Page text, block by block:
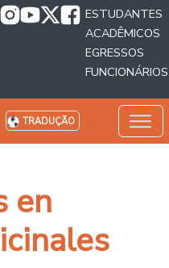
ESTUDANTES
ACADÊMICOS
EGRESSOS
FUNCIONÁRIOS
TRADUÇÃO
en